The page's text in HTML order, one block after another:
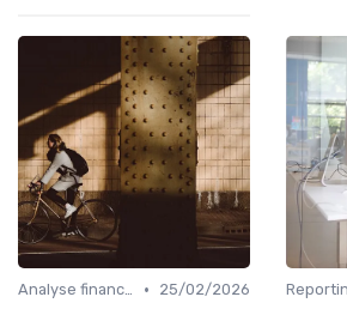
Analyse financière •
25/02/2026